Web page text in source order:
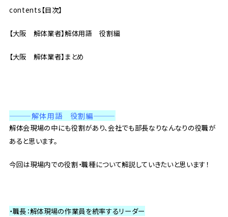
contents【目次】
【大阪 解体業者】解体用語 役割編
【大阪 解体業者】まとめ
———解体用語 役割編———
解体会現場の中にも役割があり、会社でも部長なりなんなりの役職が
あると思います。
今回は現場内での役割・職種について解説していきたいと思います！
・職長：解体現場の作業員を統率するリーダー